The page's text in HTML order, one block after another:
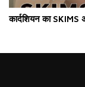
कार्दशियन का SKIMS